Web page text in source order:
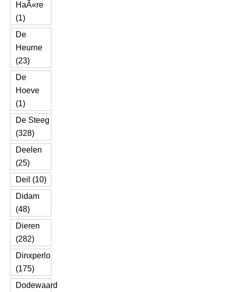
HaÃ«re
(1)
De
Heurne
(23)
De
Hoeve
(1)
De Steeg
(328)
Deelen
(25)
Deil (10)
Didam
(48)
Dieren
(282)
Dinxperlo
(175)
Dodewaard